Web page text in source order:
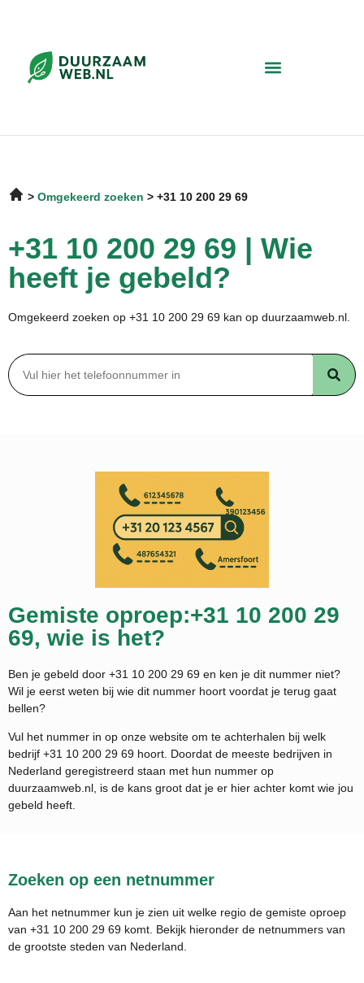
Omgekeerd zoeken +31 10 200 29 69
+31 10 200 29 69 | Wie
heeft je gebeld?
Omgekeerd zoeken op +31 10 200 29 69 kan op duurzaamweb.nl.
Gemiste oproep:+31 10 200 29
69, wie is het?
Ben je gebeld door +31 10 200 29 69 en ken je dit nummer niet?
Wil je eerst weten bij wie dit nummer hoort voordat je terug gaat
bellen?
Vul het nummer in op onze website om te achterhalen bij welk
bedrijf +31 10 200 29 69 hoort. Doordat de meeste bedrijven in
Nederland geregistreerd staan met hun nummer op
duurzaamweb.nl, is de kans groot dat je er hier achter komt wie jou
gebeld heeft.
Zoeken op een netnummer
Aan het netnummer kun je zien uit welke regio de gemiste oproep
van +31 10 200 29 69 komt. Bekijk hieronder de netnummers van
de grootste steden van Nederland.